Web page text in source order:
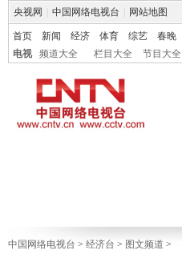
央视网 中国网络电视台 网站地图
首页 新闻 经济 体育 综艺 春晚
电视
频道大全 栏目大全 节目大全
中国网络电视台 > 经济台 > 图文频道 >